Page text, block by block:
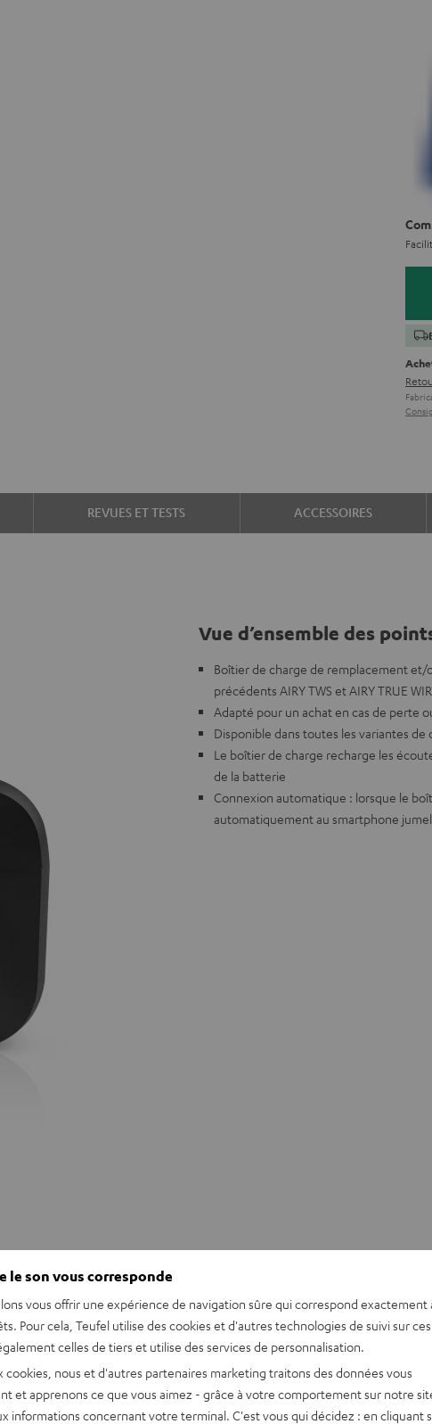
REVUES ET TESTS ACCESSOIRES
Vue d’ensemble des
Boîtier de charge de remplacement et/
précédents AIRY TWS et AIRY TRUE
Adapté pour un achat en cas de perte
Disponible dans toutes les variantes de
Le boîtier de charge recharge les
de la batterie
Connexion automatique : lorsque le
automatiquement au smartphone
le son vous corresponde
vous offrir une expérience de navigation sûre qui correspond exactement
Pour cela, Teufel utilise des cookies et d'autres technologies de suivi sur ces
celles de tiers et utilise des services de personnalisation.
cookies, nous et d'autres partenaires marketing traitons des données vous
et apprenons ce que vous aimez - grâce à votre comportement sur notre
informations concernant votre terminal. C'est vous qui décidez : en cliquant